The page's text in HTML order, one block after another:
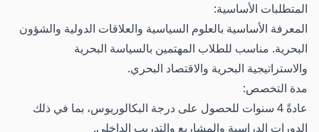
المتطلبات الأساسية:
المعرفة الأساسية بالعلوم السياسية والعلاقات الدولية والشؤون
البحرية. مناسب للطلاب المهتمين بالسياسة البحرية
والاستراتيجية البحرية والاقتصاد البحري.
مدة التخصص:
عادةً 4 سنوات للحصول على درجة البكالوريوس، بما في ذلك
الدورات الدراسية والمشاريع والتدريب الداخلي.